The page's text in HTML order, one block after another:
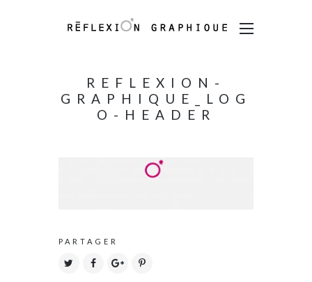
REFLEXION-
GRAPHIQUE_LOG
O-HEADER
PARTAGER